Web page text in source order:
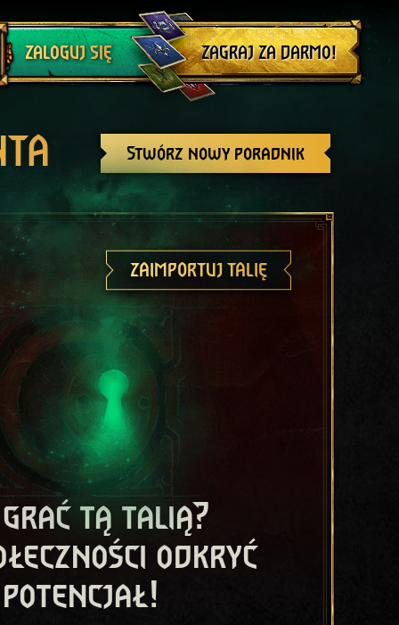
ZALOGUJ SIĘ
Wyloguj się
ZAGRAJ ZA DARMO!
Stwórz nowy poradnik
ZAIMPORTUJ TALIĘ
grać tą talią?
odkryć